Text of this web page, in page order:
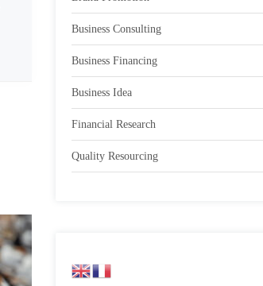
Business Consulting
Business Financing
Business Idea
Financial Research
Quality Resourcing